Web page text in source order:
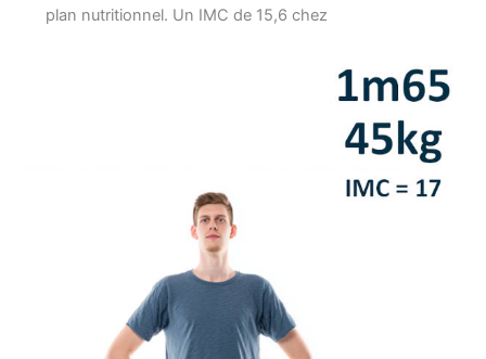
plan nutritionnel. Un IMC de 15,6 chez